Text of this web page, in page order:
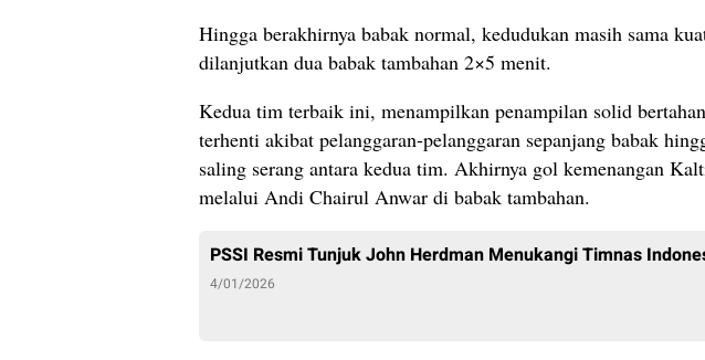
Hingga berakhirnya babak normal, kedudukan masih sama
dilanjutkan dua babak tambahan 2×5 menit.
Kedua tim terbaik ini, menampilkan penampilan solid
terhenti akibat pelanggaran-pelanggaran sepanjang babak
saling serang antara kedua tim. Akhirnya gol kemenangan
melalui Andi Chairul Anwar di babak tambahan.
PSSI Resmi Tunjuk John Herdman Menukangi Timnas
4/01/2026